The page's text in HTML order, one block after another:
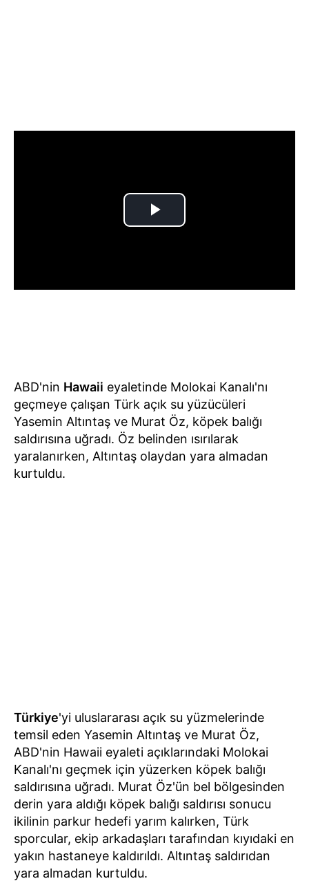
ABD'nin Hawaii eyaletinde Molokai Kanalı'nı
geçmeye çalışan Türk açık su yüzücüleri
Yasemin Altıntaş ve Murat Öz, köpek balığı
saldırısına uğradı. Öz belinden ısırılarak
yaralanırken, Altıntaş olaydan yara almadan
kurtuldu.
Türkiye'yi uluslararası açık su yüzmelerinde
temsil eden Yasemin Altıntaş ve Murat Öz,
ABD'nin Hawaii eyaleti açıklarındaki Molokai
Kanalı'nı geçmek için yüzerken köpek balığı
saldırısına uğradı. Murat Öz'ün bel bölgesinden
derin yara aldığı köpek balığı saldırısı sonucu
ikilinin parkur hedefi yarım kalırken, Türk
sporcular, ekip arkadaşları tarafından kıyıdaki en
yakın hastaneye kaldırıldı. Altıntaş saldırıdan
yara almadan kurtuldu.